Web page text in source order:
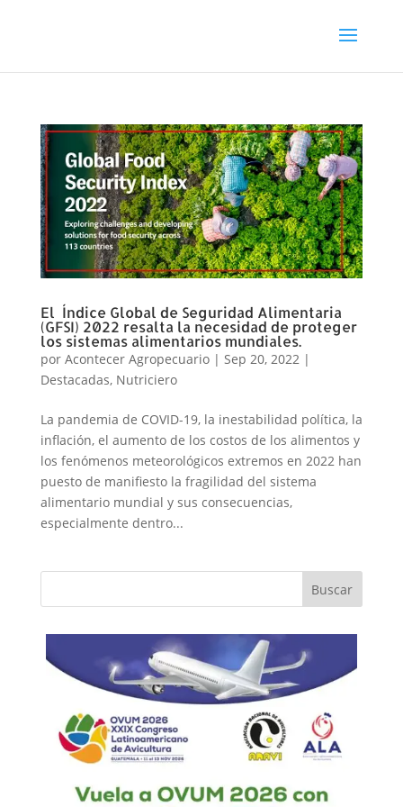
El Índice Global de Seguridad Alimentaria
(GFSI) 2022 resalta la necesidad de proteger
los sistemas alimentarios mundiales.
por Acontecer Agropecuario| Sep 20, 2022|
Destacadas, Nutriciero
La pandemia de COVID-19, la inestabilidad política, la
inflación, el aumento de los costos de los alimentos y
los fenómenos meteorológicos extremos en 2022 han
puesto de manifiesto la fragilidad del sistema
alimentario mundial y sus consecuencias,
especialmente dentro...
Buscar